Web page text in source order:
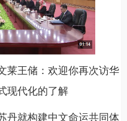
莱王储：欢迎你再次访华
现代化的了解
丹就构建中文命运共同体